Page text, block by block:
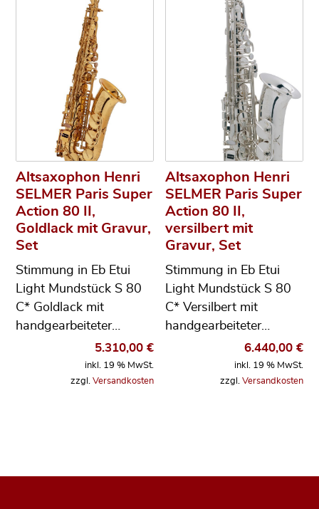
Altsaxophon Henri
SELMER Paris Super
Action 80 II,
Goldlack mit Gravur,
Set
Stimmung in Eb Etui
Light Mundstück S 80
C* Goldlack mit
handgearbeiteter…
5.310,00 €
inkl. 19 % MwSt.
zzgl. Versandkosten
Altsaxophon Henri
SELMER Paris Super
Action 80 II,
versilbert mit
Gravur, Set
Stimmung in Eb Etui
Light Mundstück S 80
C* Versilbert mit
handgearbeiteter…
6.440,00 €
inkl. 19 % MwSt.
zzgl. Versandkosten